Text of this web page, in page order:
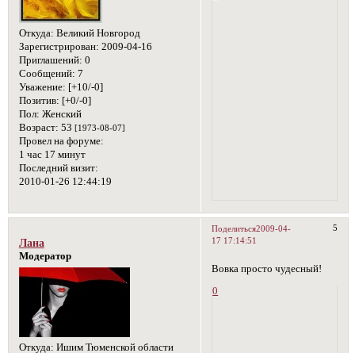
Откуда: Великий Новгород
Зарегистрирован: 2009-04-16
Приглашений: 0
Сообщений: 7
Уважение: [+10/-0]
Позитив: [+0/-0]
Пол: Женский
Возраст: 53 [1973-08-07]
Провел на форуме:
1 час 17 минут
Последний визит:
2010-01-26 12:44:19
Поделиться 5
2009-04-
17 17:14:51
Лана
Модератор
Откуда: Ишим Тюменской области
Вовка просто чудесный!
0